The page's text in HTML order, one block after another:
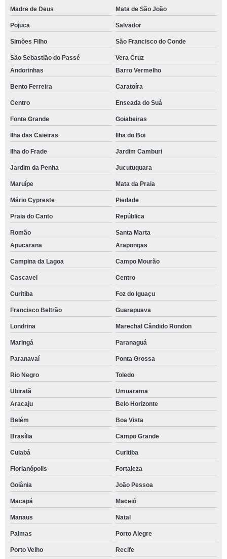
Madre de Deus Mata de São João
Pojuca Salvador
Simões Filho São Francisco do Conde
São Sebastião do Passé
Vera Cruz
Andorinhas
Barro Vermelho
Bento Ferreira Caratoíra
Centro Enseada do Suá
Fonte Grande Goiabeiras
Ilha das Caieiras Ilha do Boi
Ilha do Frade Jardim Camburi
Jardim da Penha Jucutuquara
Maruípe Mata da Praia
Mário Cypreste Piedade
Praia do Canto República
Romão
Santa Marta
Apucarana
Arapongas
Campina da Lagoa Campo Mourão
Cascavel Centro
Curitiba Foz do Iguaçu
Francisco Beltrão Guarapuava
Londrina Marechal Cândido Rondon
Maringá Paranaguá
Paranavaí Ponta Grossa
Rio Negro Toledo
Ubiratã
Umuarama
Aracaju
Belo Horizonte
Belém Boa Vista
Brasília Campo Grande
Cuiabá Curitiba
Florianópolis Fortaleza
Goiânia João Pessoa
Macapá Maceió
Manaus Natal
Palmas Porto Alegre
Porto Velho Recife